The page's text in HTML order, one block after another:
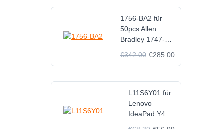
1756-BA2 für
50pcs Allen
Bradley 1747-BA
€342.00 €285.00
L11S6Y01 für
Lenovo
IdeaPad Y480